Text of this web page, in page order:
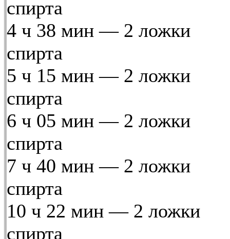
спирта
4 ч 38 мин — 2 ложки
спирта
5 ч 15 мин — 2 ложки
спирта
6 ч 05 мин — 2 ложки
спирта
7 ч 40 мин — 2 ложки
спирта
10 ч 22 мин — 2 ложки
спирта